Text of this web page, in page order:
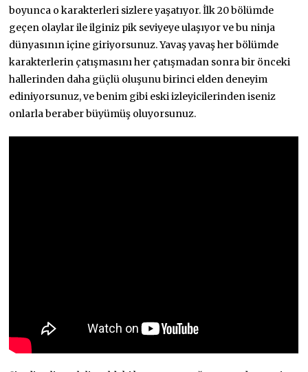
boyunca o karakterleri sizlere yaşatıyor. İlk 20 bölümde
geçen olaylar ile ilginiz pik seviyeye ulaşıyor ve bu ninja
dünyasının içine giriyorsunuz. Yavaş yavaş her bölümde
karakterlerin çatışmasını her çatışmadan sonra bir önceki
hallerinden daha güçlü oluşunu birinci elden deneyim
ediniyorsunuz, ve benim gibi eski izleyicilerinden iseniz
onlarla beraber büyümüş oluyorsunuz.